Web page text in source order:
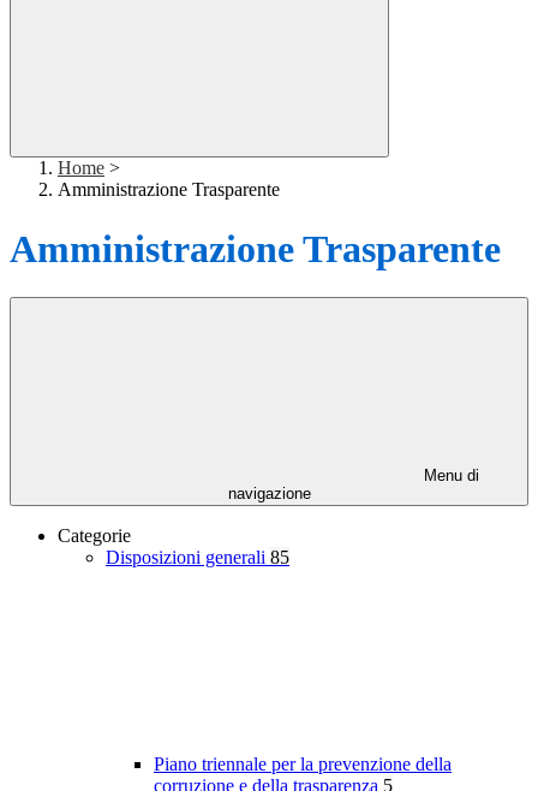
Home >
Amministrazione Trasparente
Amministrazione Trasparente
Menu di
navigazione
Categorie
Disposizioni generali 85
Piano triennale per la prevenzione della
corruzione e della trasparenza 5